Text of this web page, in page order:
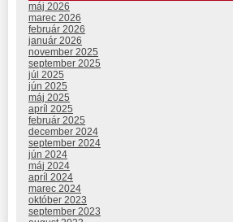
máj 2026
marec 2026
február 2026
január 2026
november 2025
september 2025
júl 2025
jún 2025
máj 2025
apríl 2025
február 2025
december 2024
september 2024
jún 2024
máj 2024
apríl 2024
marec 2024
október 2023
september 2023